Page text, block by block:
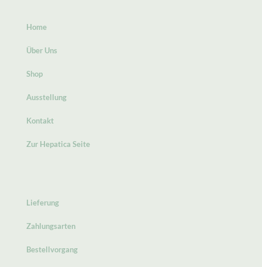
Home
Über Uns
Shop
Ausstellung
Kontakt
Zur Hepatica Seite
Lieferung
Zahlungsarten
Bestellvorgang